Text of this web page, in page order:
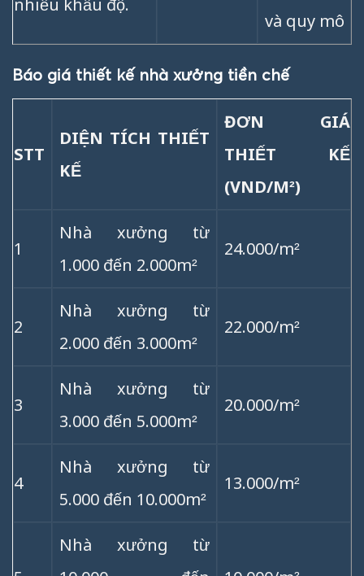
và quy mô
Báo giá thiết kế nhà xưởng tiền chế
STT
DIỆN TÍCH THIẾT
KẾ
ĐƠN GIÁ
THIẾT KẾ
(VND/M²)
1
Nhà xưởng từ
1.000 đến 2.000m²
24.000/m²
2
Nhà xưởng từ
2.000 đến 3.000m²
22.000/m²
3
Nhà xưởng từ
3.000 đến 5.000m²
20.000/m²
4
Nhà xưởng từ
5.000 đến 10.000m²
13.000/m²
Nhà xưởng từ